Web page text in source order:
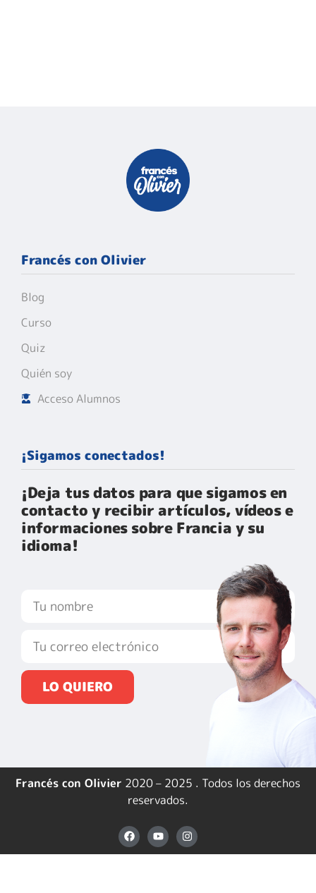
Francés con Olivier
Blog
Curso
Quiz
Quién soy
Acceso Alumnos
¡Sigamos conectados!
¡Deja tus datos para que sigamos en
contacto y recibir artículos, vídeos e
informaciones sobre Francia y su
idioma!​
LO QUIERO
Francés con Olivier 2020 – 2025 . Todos los derechos
reservados.